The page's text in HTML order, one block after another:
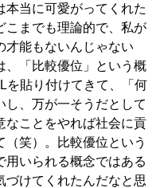
本当に可愛がってくれた
こまでも理論的で、私が
才能もないんじゃない
、「比較優位」という概
を貼り付けてきて、「何
し、万が一そうだとして
なことをやれば社会に貢
笑）。比較優位という
用いられる概念ではある
づけてくれたんだなと思